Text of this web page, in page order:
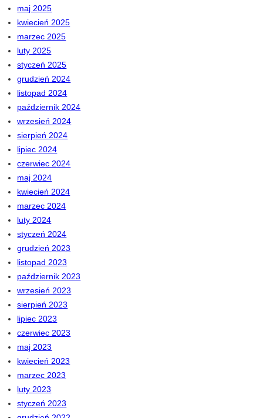
maj 2025
kwiecień 2025
marzec 2025
luty 2025
styczeń 2025
grudzień 2024
listopad 2024
październik 2024
wrzesień 2024
sierpień 2024
lipiec 2024
czerwiec 2024
maj 2024
kwiecień 2024
marzec 2024
luty 2024
styczeń 2024
grudzień 2023
listopad 2023
październik 2023
wrzesień 2023
sierpień 2023
lipiec 2023
czerwiec 2023
maj 2023
kwiecień 2023
marzec 2023
luty 2023
styczeń 2023